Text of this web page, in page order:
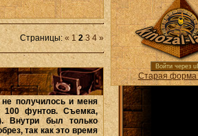
Страницы:« 1 2 3 4 »
получилось и меня
100 фунтов. Съемка,
Внутри был только
так как это время
Войти через
Старая форма